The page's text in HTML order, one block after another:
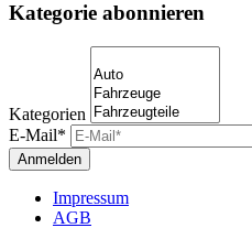
Kategorie abonnieren
Kategorien
E-Mail*
Anmelden
Impressum
AGB